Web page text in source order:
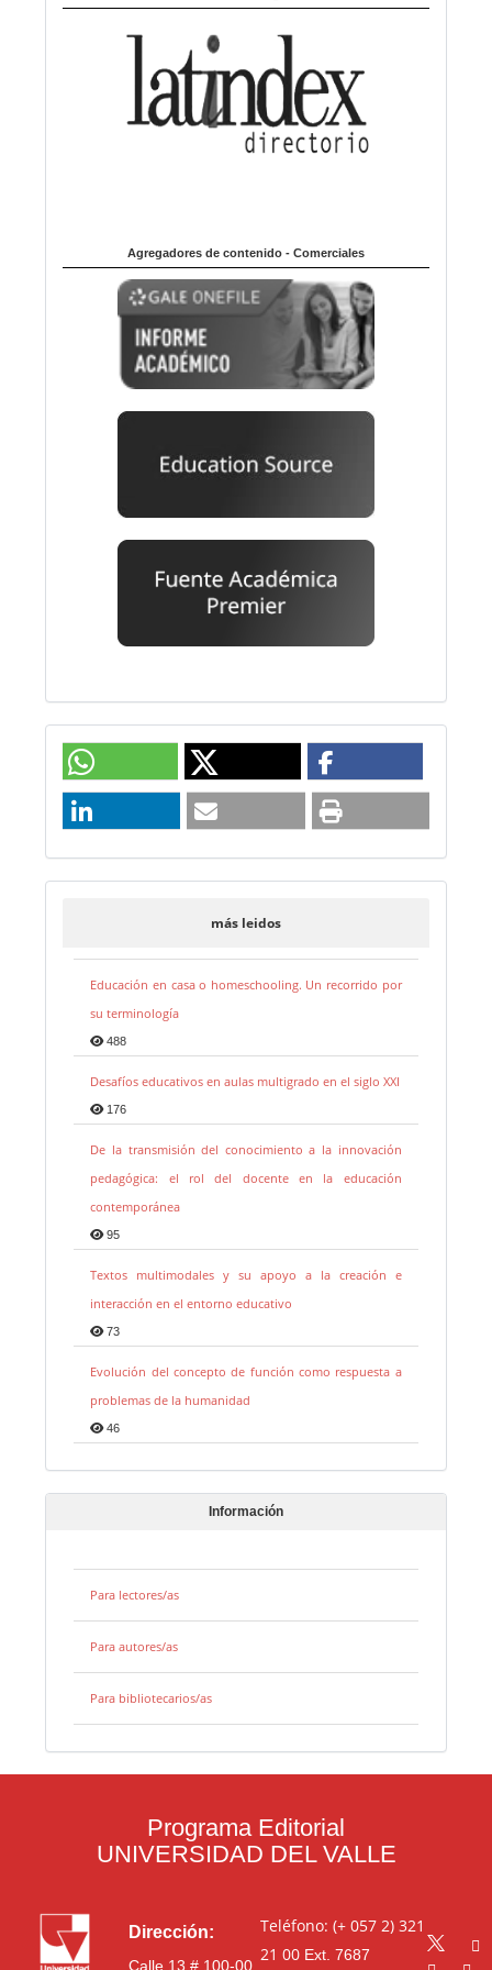
Agregadores de contenido - Comerciales
más leidos
Educación en casa o homeschooling. Un recorrido por
su terminología
488
Desafíos educativos en aulas multigrado en el siglo XXI
176
De la transmisión del conocimiento a la innovación
pedagógica: el rol del docente en la educación
contemporánea
95
Textos multimodales y su apoyo a la creación e
interacción en el entorno educativo
73
Evolución del concepto de función como respuesta a
problemas de la humanidad
46
Información
Para lectores/as
Para autores/as
Para bibliotecarios/as
Programa Editorial
UNIVERSIDAD DEL VALLE
Dirección:
Calle 13 # 100-00
Teléfono: (+ 057 2) 321
21 00Ext. 7687